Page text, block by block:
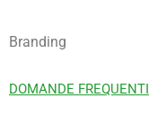
Branding
DOMANDE FREQUENTI